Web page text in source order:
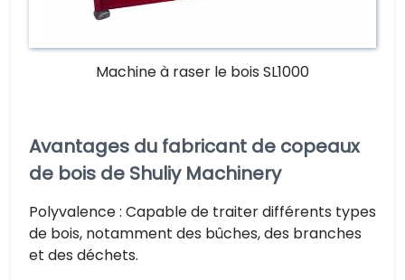
Machine à raser le bois SL1000
Avantages du fabricant de copeaux
de bois de Shuliy Machinery
Polyvalence : Capable de traiter différents types
de bois, notamment des bûches, des branches
et des déchets.